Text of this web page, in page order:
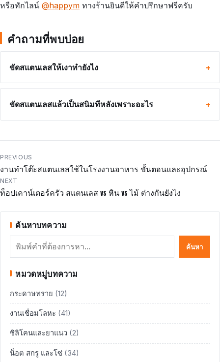
หรือทักไลน์ @happym ทางร้านยินดีให้คำปรึกษาฟรีครับ
คำถามที่พบบ่อย
ขัดสแตนเลสให้เงาทำยังไง
ขัดสแตนเลสแล้วเป็นสนิมทีหลังเพราะอะไร
แนะแนว
เรื่อง
PREVIOUS
งานทำโต๊ะสแตนเลสใช้ในโรงงานอาหาร ขั้นตอนและอุปกรณ์
NEXT
ท็อปเคาน์เตอร์ครัว สแตนเลส vs หิน vs ไม้ ต่างกันยังไง
ค้นหาบทความ
ค้นหา ค้นหา
หมวดหมู่บทความ
กระดาษทราย (12)
งานเชื่อมโลหะ (41)
ซิลิโคนและยาแนว (2)
น็อต สกรู และโซ่ (34)